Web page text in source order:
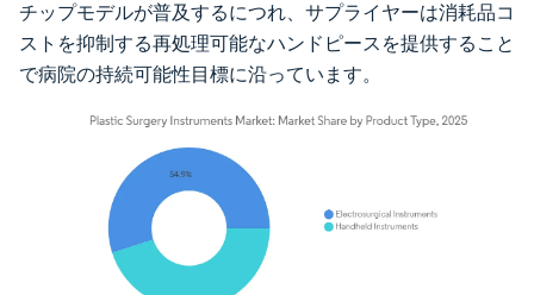
チップモデルが普及するにつれ、サプライヤーは消耗品コ
ストを抑制する再処理可能なハンドピースを提供すること
で病院の持続可能性目標に沿っています。